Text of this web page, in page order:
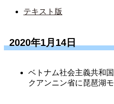
テキスト版
2020年1月14日
ベトナム社会主義共和
クアンニン省に琵琶湖